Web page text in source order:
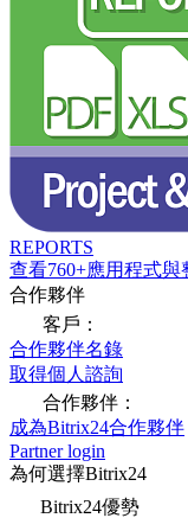
REPORTS
查看760+應用程式與
合作夥伴
客戶：
合作夥伴名錄
取得個人諮詢
合作夥伴：
成為Bitrix24合作夥伴
Partner login
為何選擇Bitrix24
Bitrix24優勢